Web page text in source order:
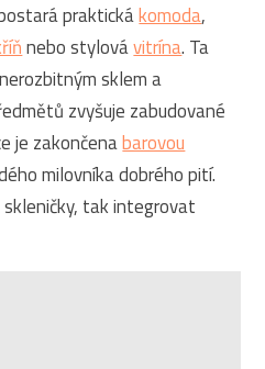
praktickákomoda,
nebo stylovávitrína. Ta
sklem a
zvyšuje zabudované
je zakončenabarovou
milovníka dobrého pití.
tak integrovat